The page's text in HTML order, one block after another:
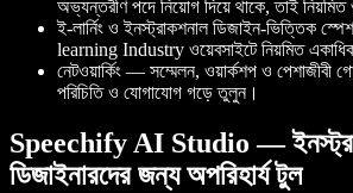
অভ্যন্তরীণ পদে নিয়োগ দিয়ে থাকে, তাই নিয়মিত
ই-লার্নিং ও ইনস্ট্রাকশনাল ডিজাইন-ভিত্তিক
learning Industry ওয়েবসাইটে নিয়মিত একাধিক
নেটওয়ার্কিং — সম্মেলন, ওয়ার্কশপ ও পেশাজীবী
পরিচিতি ও যোগাযোগ গড়ে তুলুন।
Speechify AI Studio —
ডিজাইনারদের জন্য অপরিহার্য টুল